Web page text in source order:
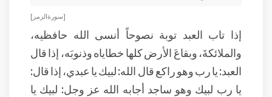
[ سورة الزمر ]
إذا تاب العبد توبة نصوحاً أنسى الله حافظيه،
والملائكةَ، وبقاعَ الأرض كلها خطاياه وذنوبَه، إذا قال
العبد: يا رب وهو راكع قال الله: لبيك يا عبدي، إذا قال:
يا رب لبيك وهو ساجد أجابه الله عز وجل: لبيك يا